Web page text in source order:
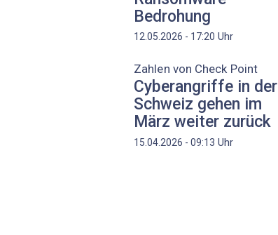
Bedrohung
12.05.2026 - 17:20 Uhr
Zahlen von Check Point
Cyberangriffe in der
Schweiz gehen im
März weiter zurück
15.04.2026 - 09:13 Uhr